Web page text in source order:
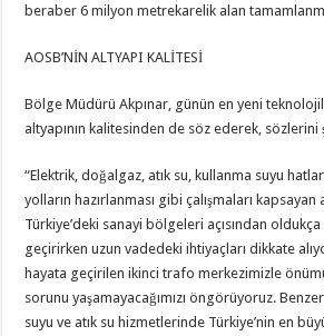
beraber 6 milyon metrekarelik alan
AOSB’NİN ALTYAPI KALİTESİ
Bölge Müdürü Akpınar, günün en yeni
altyapının kalitesinden de söz ederek,
“Elektrik, doğalgaz, atık su, kullanma suyu
yolların hazırlanması gibi çalışmaları
Türkiye’deki sanayi bölgeleri açısından oldukça
geçirirken uzun vadedeki ihtiyaçları dikkate
hayata geçirilen ikinci trafo merkezimizle
sorunu yaşamayacağımızı öngörüyoruz.
suyu ve atık su hizmetlerinde Türkiye’nin en